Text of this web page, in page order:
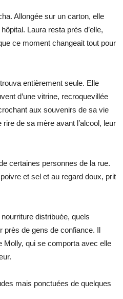
Allongée sur un carton, elle
Laura resta près d’elle,
ce moment changeait tout pour
entièrement seule. Elle
d’une vitrine, recroquevillée
aux souvenirs de sa vie
de sa mère avant l’alcool, leur
certaines personnes de la rue.
et sel et au regard doux, prit
distribuée, quels
près de gens de confiance. Il
Molly, qui se comporta avec elle
mais ponctuées de quelques